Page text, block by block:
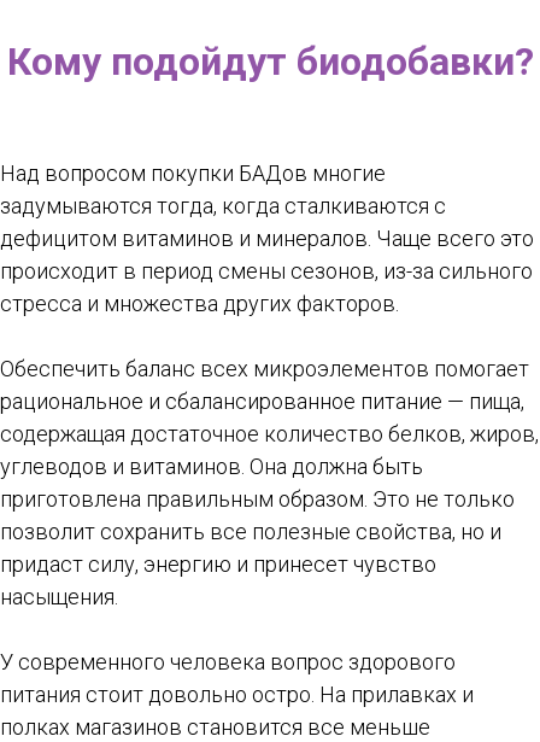
Кому подойдут биодобавки?
Над вопросом покупки БАДов многие
задумываются тогда, когда сталкиваются с
дефицитом витаминов и минералов. Чаще всего это
происходит в период смены сезонов, из-за сильного
стресса и множества других факторов.
Обеспечить баланс всех микроэлементов помогает
рациональное и сбалансированное питание — пища,
содержащая достаточное количество белков, жиров,
углеводов и витаминов. Она должна быть
приготовлена правильным образом. Это не только
позволит сохранить все полезные свойства, но и
придаст силу, энергию и принесет чувство
насыщения.
У современного человека вопрос здорового
питания стоит довольно остро. На прилавках и
полках магазинов становится все меньше